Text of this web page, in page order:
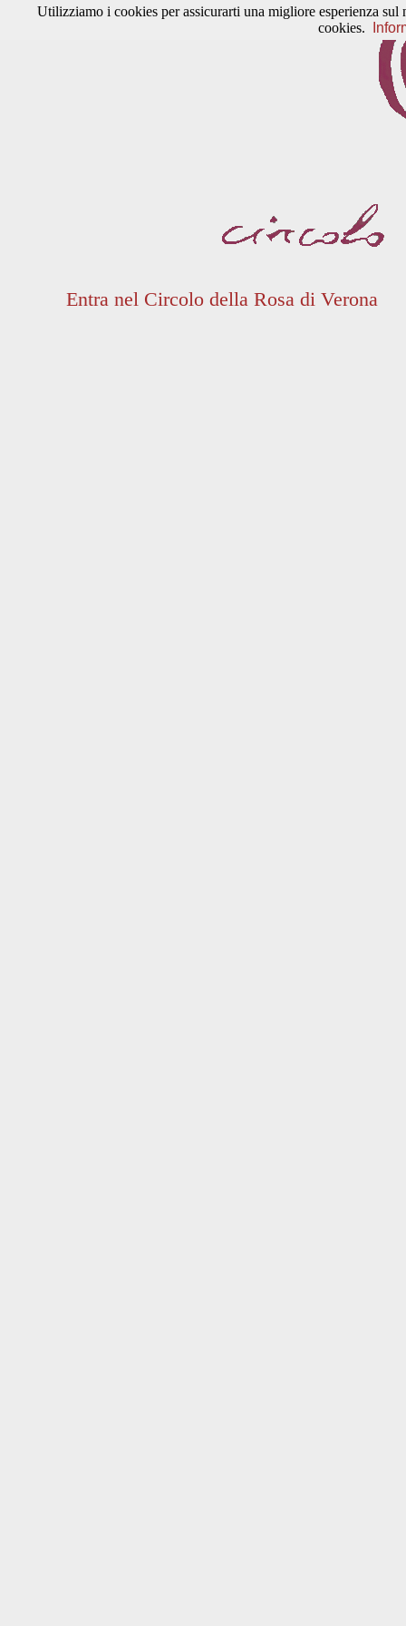
Entra nel Circolo della Rosa di Verona
Utilizziamo i cookies per assicurarti una migliore esperienza
cookies.